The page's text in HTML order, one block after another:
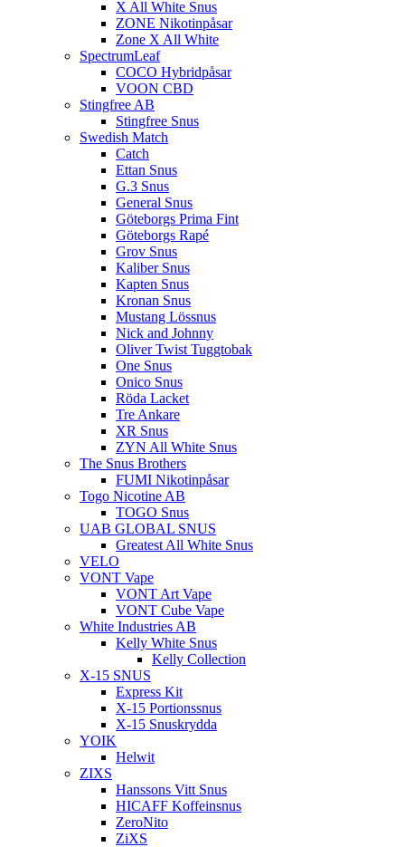
X All White Snus
ZONE Nikotinpåsar
Zone X All White
SpectrumLeaf
COCO Hybridpåsar
VOON CBD
Stingfree AB
Stingfree Snus
Swedish Match
Catch
Ettan Snus
G.3 Snus
General Snus
Göteborgs Prima Fint
Göteborgs Rapé
Grov Snus
Kaliber Snus
Kapten Snus
Kronan Snus
Mustang Lössnus
Nick and Johnny
Oliver Twist Tuggtobak
One Snus
Onico Snus
Röda Lacket
Tre Ankare
XR Snus
ZYN All White Snus
The Snus Brothers
FUMI Nikotinpåsar
Togo Nicotine AB
TOGO Snus
UAB GLOBAL SNUS
Greatest All White Snus
VELO
VONT Vape
VONT Art Vape
VONT Cube Vape
White Industries AB
Kelly White Snus
Kelly Collection
X-15 SNUS
Express Kit
X-15 Portionssnus
X-15 Snuskrydda
YOIK
Helwit
ZIXS
Hanssons Vitt Snus
HICAFF Koffeinsnus
ZeroNito
ZiXS